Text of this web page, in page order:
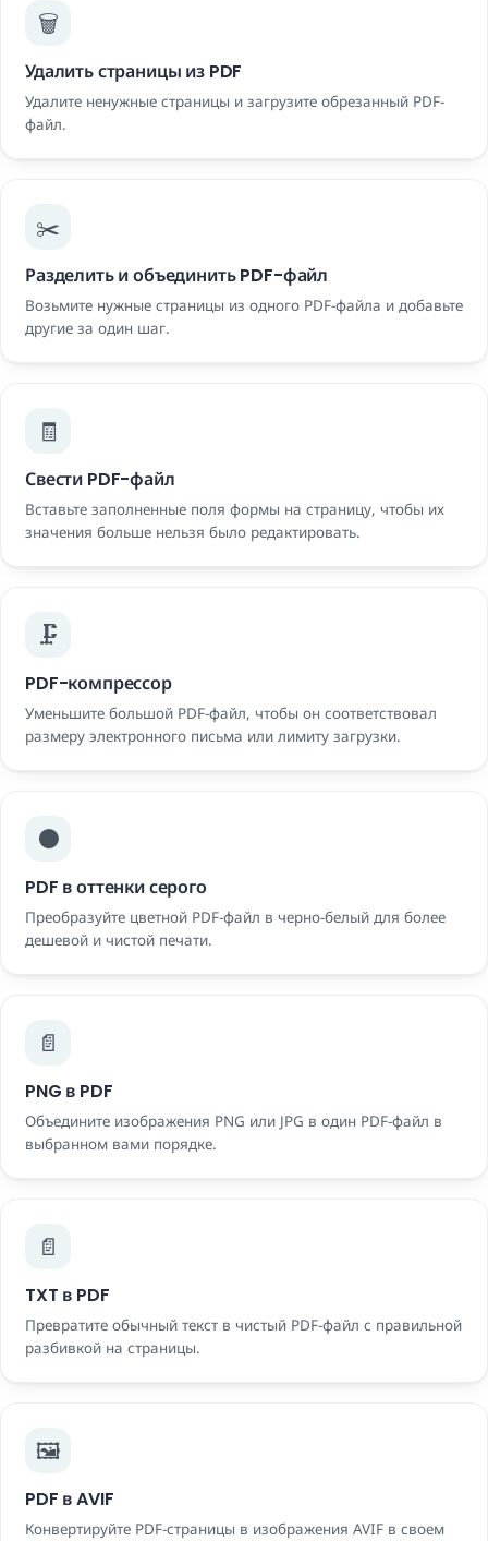
🗑️
Удалить страницы из PDF
Удалите ненужные страницы и загрузите обрезанный PDF-
файл.
✂️
Разделить и объединить PDF-файл
Возьмите нужные страницы из одного PDF-файла и добавьте
другие за один шаг.
🧾
Свести PDF-файл
Вставьте заполненные поля формы на страницу, чтобы их
значения больше нельзя было редактировать.
🗜️
PDF-компрессор
Уменьшите большой PDF-файл, чтобы он соответствовал
размеру электронного письма или лимиту загрузки.
⚫
PDF в оттенки серого
Преобразуйте цветной PDF-файл в черно-белый для более
дешевой и чистой печати.
📄
PNG в PDF
Объедините изображения PNG или JPG в один PDF-файл в
выбранном вами порядке.
📄
TXT в PDF
Превратите обычный текст в чистый PDF-файл с правильной
разбивкой на страницы.
🖼️
PDF в AVIF
Конвертируйте PDF-страницы в изображения AVIF в своем